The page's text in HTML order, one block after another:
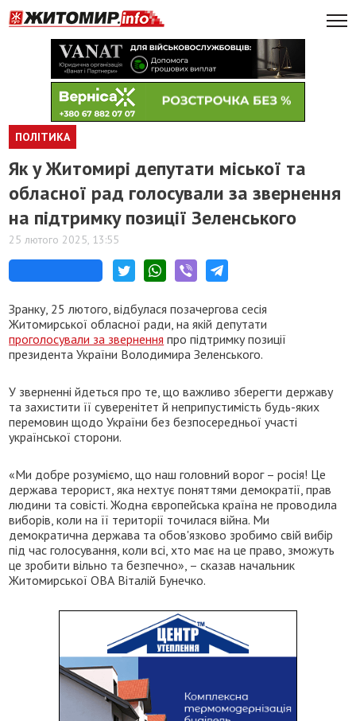
ПОЛІТИКА
Як у Житомирі депутати міської та
обласної рад голосували за звернення
на підтримку позиції Зеленського
25 лютого 2025, 13:55
Зранку, 25 лютого, відбулася позачергова сесія
Житомирської обласної ради, на якій депутати
проголосували за звернення про підтримку позиції
президента України Володимира Зеленського.
У зверненні йдеться про те, що важливо зберегти державу
та захистити її суверенітет й неприпустимість будь-яких
перемовин щодо України без безпосередньої участі
української сторони.
«Ми добре розуміємо, що наш головний ворог – росія! Це
держава терорист, яка нехтує поняттями демократії, прав
людини та совісті. Жодна європейська країна не проводила
виборів, коли на її території точилася війна. Ми
демократична держава та обов'язково зробимо свій вибір
під час голосування, коли всі, хто має на це право, зможуть
це зробити вільно та безпечно», – сказав начальник
Житомирської ОВА Віталій Бунечко.